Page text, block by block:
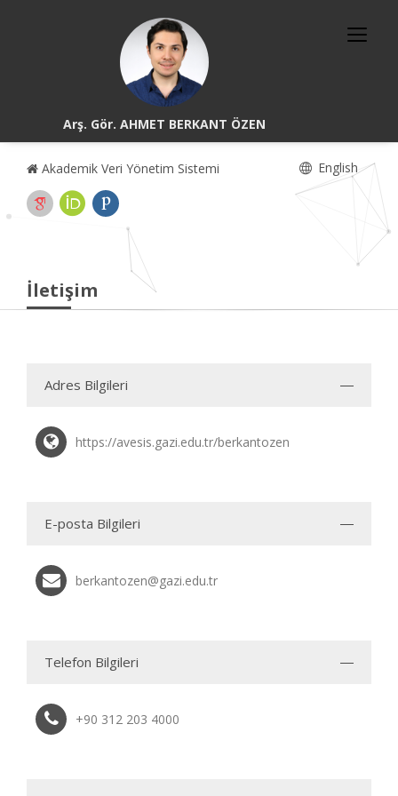
Arş. Gör. AHMET BERKANT ÖZEN
Akademik Veri Yönetim Sistemi English
İletişim
Adres Bilgileri
https://avesis.gazi.edu.tr/berkantozen
E-posta Bilgileri
berkantozen@gazi.edu.tr
Telefon Bilgileri
+90 312 203 4000